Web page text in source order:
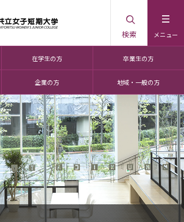
メニュー
検索
在学生の方 卒業生の方
企業の方 地域・一般の方